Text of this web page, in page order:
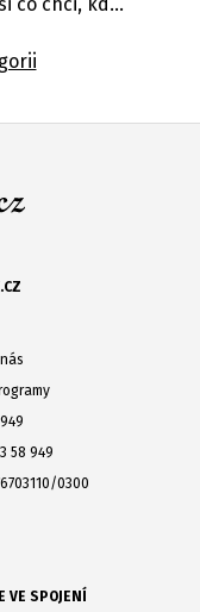
58 949
0300
VE SPOJENÍ